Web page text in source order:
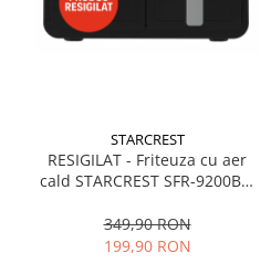
STARCREST
RESIGILAT - Friteuza cu aer
cald STARCREST SFR-9200BK,
Termostat 80 - 200 °C, 8
programe predefinite, Negru
349,90 RON
199,90 RON